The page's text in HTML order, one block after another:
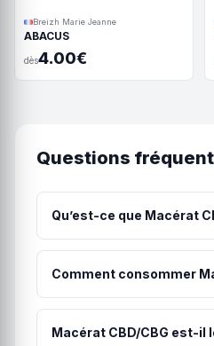
Breizh Marie Jeanne
ABACUS
dès4.00€
Questions
Qu’est-ce que Macérat
Macérat CBD/CBG à
d'huile de coco MCT,
cannabinoïdes
préalablement
Comment consommer
La méthode
CBD/CBG est la voie
Macérat CBD/CBG est-il